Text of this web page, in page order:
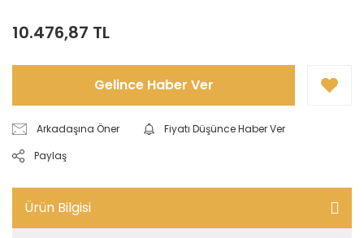
10.476,87 TL
Gelince Haber Ver
Arkadaşına Öner
Fiyatı Düşünce Haber Ver
Paylaş
Ürün Bilgisi